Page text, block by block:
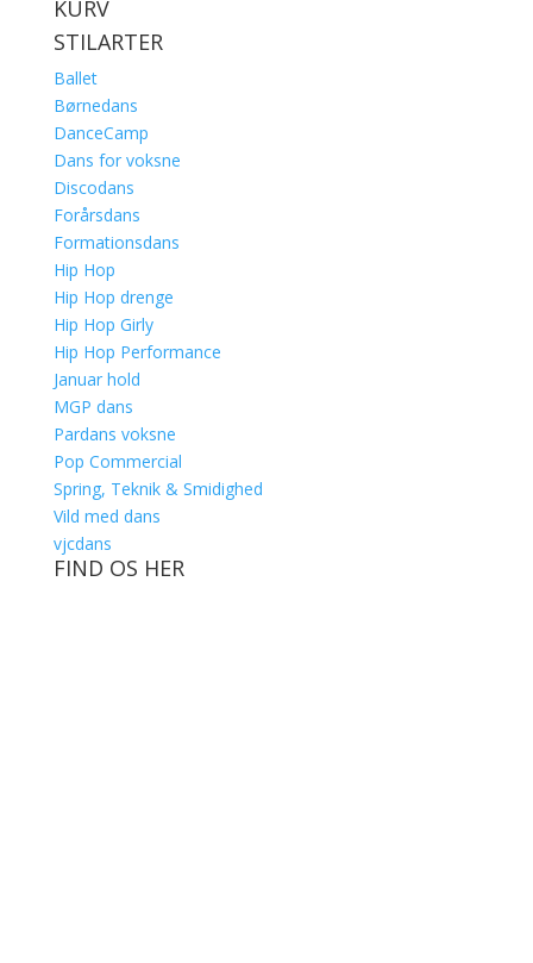
KURV
STILARTER
Ballet
Børnedans
DanceCamp
Dans for voksne
Discodans
Forårsdans
Formationsdans
Hip Hop
Hip Hop drenge
Hip Hop Girly
Hip Hop Performance
Januar hold
MGP dans
Pardans voksne
Pop Commercial
Spring, Teknik & Smidighed
Vild med dans
vjcdans
FIND OS HER